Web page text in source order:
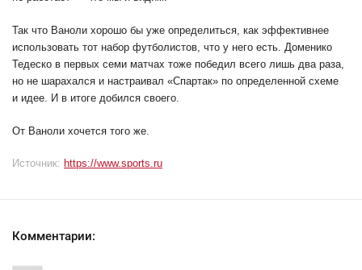
Так что Ваноли хорошо бы уже определиться, как эффективнее
использовать тот набор футболистов, что у него есть. Доменико
Тедеско в первых семи матчах тоже победил всего лишь два раза,
но не шарахался и настраивал «Спартак» по определенной схеме
и идее. И в итоге добился своего.
От Ваноли хочется того же.
Источник: https://www.sports.ru
Комментарии: